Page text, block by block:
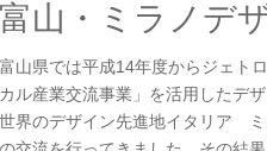
富山・ミラノデ
富山県では平成14年度からジェト
カル産業交流事業」を活用したデ
世界のデザイン先進地イタリア